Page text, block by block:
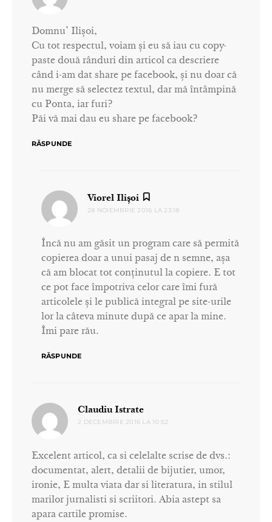
Domnu’ Ilișoi,
Cu tot respectul, voiam și eu să iau cu copy-
paste două rânduri din articol ca descriere
când i-am dat share pe facebook, și nu doar că
nu merge să selectez textul, dar mă întâmpină
cu Ponta, iar furi?
Păi vă mai dau eu share pe facebook?
RĂSPUNDE
Viorel Ilișoi
28 NOIEMBRIE 2016 LA 23:18
Încă nu am găsit un program care să permită
copierea doar a unui pasaj de n semne, așa
că am blocat tot conținutul la copiere. E tot
ce pot face împotriva celor care îmi fură
articolele și le publică integral pe site-urile
lor la câteva minute după ce apar la mine.
Îmi pare rău.
RĂSPUNDE
Claudiu Istrate
2 DECEMBRIE 2016 LA 10:52
Excelent articol, ca si celelalte scrise de dvs.:
documentat, alert, detalii de bijutier, umor,
ironie, E multa viata dar si literatura, in stilul
marilor jurnalisti si scriitori. Abia astept sa
apara cartile promise.